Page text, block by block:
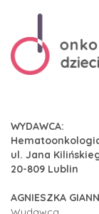
WYDAWCA:
ul. Jana
20-809 Lublin
AGNIESZKA